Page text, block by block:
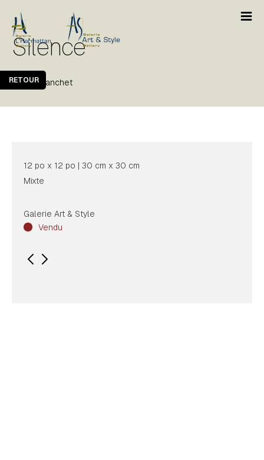
Silence
Martin Blanchet
RETOUR
12 po x 12 po | 30 cm x 30 cm
Mixte
Galerie Art & Style
Vendu